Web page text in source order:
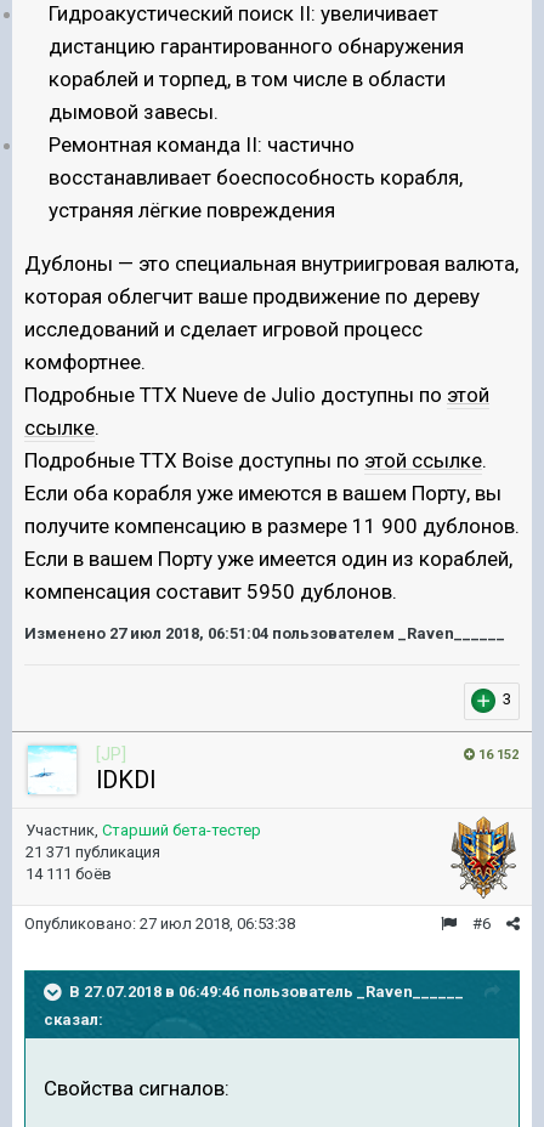
Гидроакустический поиск II: увеличивает
дистанцию гарантированного обнаружения
кораблей и торпед, в том числе в области
дымовой завесы.
Ремонтная команда II: частично
восстанавливает боеспособность корабля,
устраняя лёгкие повреждения
Дублоны — это специальная внутриигровая валюта,
которая облегчит ваше продвижение по дереву
исследований и сделает игровой процесс
комфортнее.
Подробные ТТХ Nueve de Julio доступны по этой
ссылке.
Подробные ТТХ Boise доступны по этой ссылке.
Если оба корабля уже имеются в вашем Порту, вы
получите компенсацию в размере 11 900 дублонов.
Если в вашем Порту уже имеется один из кораблей,
компенсация составит 5950 дублонов.
Изменено 27 июл 2018, 06:51:04 пользователем _Raven______
3
16 152
[JP]
lDKDl
Участник, Старший бета-тестер
21 371 публикация
14 111 боёв
#6
Опубликовано: 27 июл 2018, 06:53:38
В 27.07.2018 в 06:49:46 пользователь
_Raven______
сказал:
Свойства сигналов: